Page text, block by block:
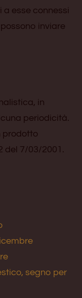
esse connessi
inviare
in
periodicità.
prodotto
del 7/03/2001.
segno per